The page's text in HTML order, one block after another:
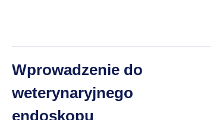
> Otoskop laryngologiczny (kanał
roboczy)
> Otoskop laryngologiczny
Wprowadzenie do
weterynaryjnego
endoskopu